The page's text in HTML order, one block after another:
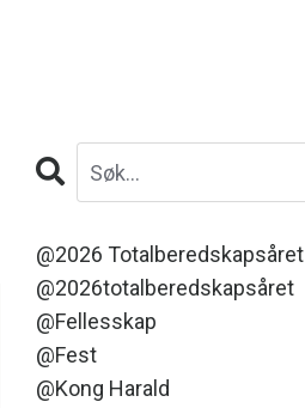
@2026 Totalberedskapsåret
@2026totalberedskapsåret
@fellesskap
@fest
@kong Harald